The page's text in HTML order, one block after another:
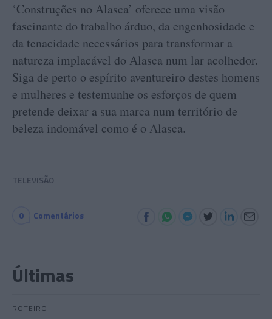
‘Construções no Alasca’ oferece uma visão
fascinante do trabalho árduo, da engenhosidade e
da tenacidade necessários para transformar a
natureza implacável do Alasca num lar acolhedor.
Siga de perto o espírito aventureiro destes homens
e mulheres e testemunhe os esforços de quem
pretende deixar a sua marca num território de
beleza indomável como é o Alasca.
TELEVISÃO
0 Comentários
Últimas
ROTEIRO